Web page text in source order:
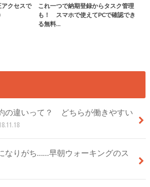
クセスで
これ一つで納期登録からタスク管理
も！ スマホで使えてPCで確認でき
る無料…
の違いって？ どちらが働きやすい
なりがち……早朝ウォーキングのス